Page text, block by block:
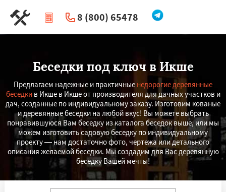
8 (800) 65478
| Перезвоните мне
Беседки под ключ в Икше
Предлагаем надежные и практичные недорогие деревянные
беседкив Икше в Икше от производителя для дачных участков и
дач, созданные по индивидуальному заказу. Изготовим кованые
и деревянные беседки на любой вкус! Вы можете выбрать
понравившуюся Вам беседку из каталога беседок выше, или мы
можем изготовить садовую беседку по индивидуальному
проекту — нам достаточно фото, чертежа или детального
описания желаемой беседки. Мы создадим для Вас деревянную
беседку Вашей мечты!